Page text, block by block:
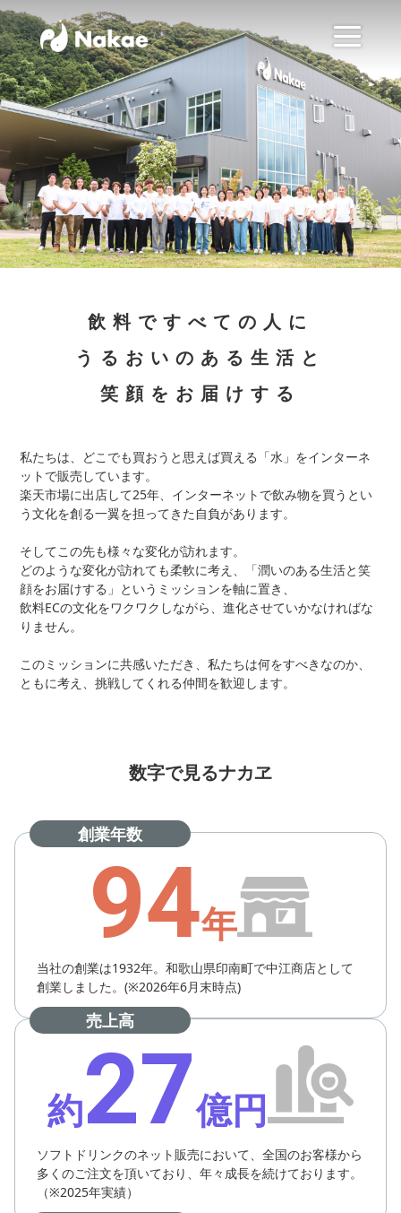
飲料ですべての人に
うるおいのある生活と
笑顔をお届けする
私たちは、どこでも買おうと思えば買える「水」をインターネ
ットで販売しています。
楽天市場に出店して25年、インターネットで飲み物を買うとい
う文化を創る一翼を担ってきた自負があります。
そしてこの先も様々な変化が訪れます。
どのような変化が訪れても柔軟に考え、「潤いのある生活と笑
顔をお届けする」というミッションを軸に置き、
飲料ECの文化をワクワクしながら、進化させていかなければな
りません。
このミッションに共感いただき、私たちは何をすべきなのか、
ともに考え、挑戦してくれる仲間を歓迎します。
数字で見るナカヱ
創業年数
94年
当社の創業は1932年。和歌山県印南町で中江商店として
創業しました。(※2026年6月末時点)
売上高
約27億円
ソフトドリンクのネット販売において、全国のお客様から
多くのご注文を頂いており、年々成長を続けております。
（※2025年実績）